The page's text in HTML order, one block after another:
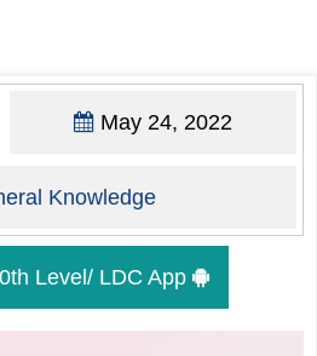
May 24, 2022
Knowledge
Level/ LDC App